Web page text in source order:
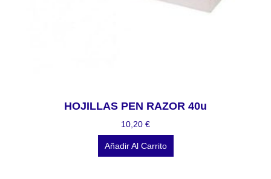
HOJILLAS PEN RAZOR 40u
10,20 €
Añadir Al Carrito